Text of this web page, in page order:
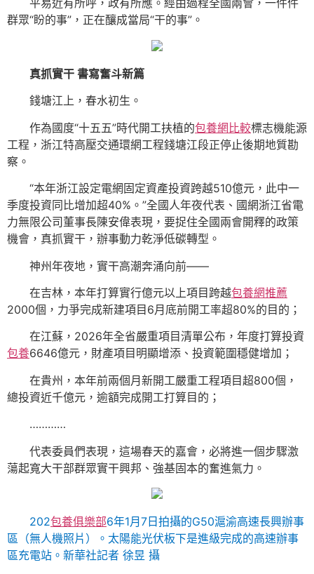
平易近有所呼，政有所應。經由過程全國兩會，一件件
群眾“盼的事”，正在釀成當局“干的事”。
真抓實干 書寫奮斗新篇
錢塘江上，春水初生。
作為國度“十五五”時代開工扶植的包養網比較標志機能源
工程，浙江特高壓交通環網工程錢塘江段正停止後期地質勘
察。
“本年浙江設定電網固定資產投資跨越510億元，此中一
季度投資同比增加超40%。”全國人年夜代表、國網浙江省電
力無限公司董事長陳安偉表現，要捉住全國兩會開釋的政策
機會，真抓實干，辦事動力乾淨低碳轉型。
神州年夜地，實干高潮奔涌向前——
在吉林，本年打算實行億元以上項目跨越包養網推薦
2000個，力爭完成新建項目6月底前開工率超80%的目的；
在江蘇，2026年全省嚴重項目清單公布，年度打算投資
包養6646億元，財產項目明顯增添、投資範圍穩健增加；
在貴州，本年前兩個月新開工嚴重工程項目超800個，
總投資近千億元，逾額完成開工打算目的；
…………
代表委員們表現，這場春天的嘉會，必將進一個步驟激
蕩起寬大干部群眾實干興邦、強基固本的奮進氣力。
202包養俱樂部6年1月7日拍攝的G50滬渝高速長興辦事
區（無人機照片）。太陽能光伏板下是進級完成的高速辦事
區充電站。新華社記者 徐昱 攝